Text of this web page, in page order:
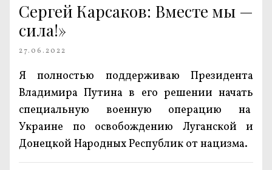
Сергей Карсаков: Вместе мы —
сила!»
27.06.2022
Я полностью поддерживаю Президента
Владимира Путина в его решении начать
специальную военную операцию на
Украине по освобождению Луганской и
Донецкой Народных Республик от нацизма.